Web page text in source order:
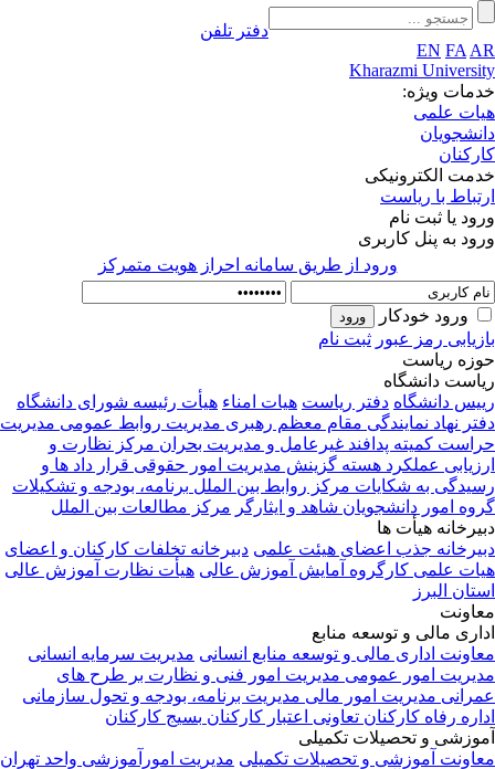
دفتر تلفن
EN FA AR
Kharazmi University
خدمات ویژه:
هیات علمی
دانشجویان
کارکنان
خدمت الکترونیکی
ارتباط با ریاست
ورود یا ثبت نام
ورود به پنل کاربری
ورود از طريق سامانه احراز هويت متمركز
ورود خودکار
بازیابی رمز عبور ثبت نام
حوزه ریاست
ریاست دانشگاه
رییس دانشگاه دفتر ریاست هیات امناء هیأت رئیسه شورای دانشگاه
دفتر نهاد نمایندگی مقام معظم رهبری مدیریت روابط عمومی مدیریت
حراست کمیته پدافند غیرعامل و مدیریت بحران مرکز نظارت و
ارزیابی عملکرد هسته گزینش مدیریت امور حقوقی قرار داد ها و
رسیدگی به شکایات مرکز روابط بین الملل برنامه، بودجه و تشکیلات
گروه امور دانشجویان شاهد و ایثارگر مرکز مطالعات بین الملل
دبیرخانه هیأت ها
دبیرخانه جذب اعضای هیئت علمی دبیرخانه تخلفات کارکنان و اعضای
هیات علمی کارگروه آمایش آموزش عالی هیأت نظارت آموزش عالی
استان البرز
معاونت
اداری مالی و توسعه منابع
معاونت اداری مالی و توسعه منابع انسانی مدیریت سرمایه انسانی
مدیریت امور عمومی مدیریت امور فنی و نظارت بر طرح های
عمرانی مدیریت امور مالی مدیریت برنامه، بودجه و تحول سازمانی
اداره رفاه کارکنان تعاونی اعتبار کارکنان بسیج کارکنان
آموزشی و تحصیلات تکمیلی
معاونت آموزشی و تحصیلات تکمیلی مدیریت امورآموزشی واحد تهران